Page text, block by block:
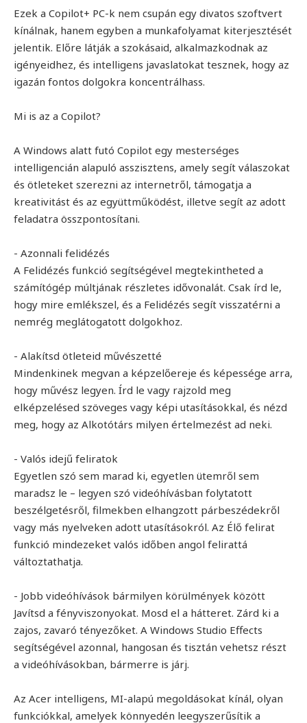
Ezek a Copilot+ PC-k nem csupán egy divatos szoftvert
kínálnak, hanem egyben a munkafolyamat kiterjesztését
jelentik. Előre látják a szokásaid, alkalmazkodnak az
igényeidhez, és intelligens javaslatokat tesznek, hogy az
igazán fontos dolgokra koncentrálhass.
Mi is az a Copilot?
A Windows alatt futó Copilot egy mesterséges
intelligencián alapuló asszisztens, amely segít válaszokat
és ötleteket szerezni az internetről, támogatja a
kreativitást és az együttműködést, illetve segít az adott
feladatra összpontosítani.
- Azonnali felidézés
A Felidézés funkció segítségével megtekintheted a
számítógép múltjának részletes idővonalát. Csak írd le,
hogy mire emlékszel, és a Felidézés segít visszatérni a
nemrég meglátogatott dolgokhoz.
- Alakítsd ötleteid művészetté
Mindenkinek megvan a képzelőereje és képessége arra,
hogy művész legyen. Írd le vagy rajzold meg
elképzelésed szöveges vagy képi utasításokkal, és nézd
meg, hogy az Alkotótárs milyen értelmezést ad neki.
- Valós idejű feliratok
Egyetlen szó sem marad ki, egyetlen ütemről sem
maradsz le – legyen szó videóhívásban folytatott
beszélgetésről, filmekben elhangzott párbeszédekről
vagy más nyelveken adott utasításokról. Az Élő felirat
funkció mindezeket valós időben angol felirattá
változtathatja.
- Jobb videóhívások bármilyen körülmények között
Javítsd a fényviszonyokat. Mosd el a hátteret. Zárd ki a
zajos, zavaró tényezőket. A Windows Studio Effects
segítségével azonnal, hangosan és tisztán vehetsz részt
a videóhívásokban, bármerre is járj.
Az Acer intelligens, MI-alapú megoldásokat kínál, olyan
funkciókkal, amelyek könnyedén leegyszerűsítik a